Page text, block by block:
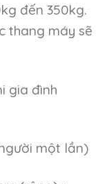
đến 350kg.
thang máy sẽ
gia đình
một lần)